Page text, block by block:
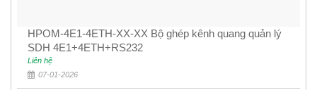
HPOM-4E1-4ETH-XX-XX Bộ ghép kênh quang quản lý
SDH 4E1+4ETH+RS232
Liên hệ
07-01-2026